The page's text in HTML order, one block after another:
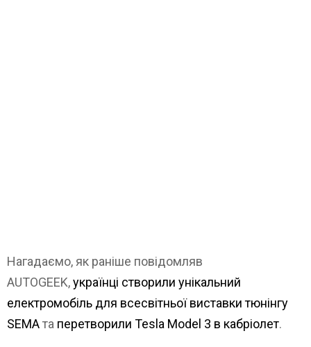
Нагадаємо, як раніше повідомляв
AUTOGEEK,українці створили унікальний
електромобіль для всесвітньої виставки тюнінгу
SEMAта перетворили Tesla Model 3 в кабріолет.